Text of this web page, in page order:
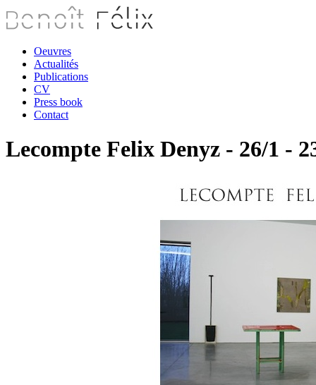
Oeuvres
Actualités
Publications
CV
Press book
Contact
Lecompte Felix Denyz - 26/1 -